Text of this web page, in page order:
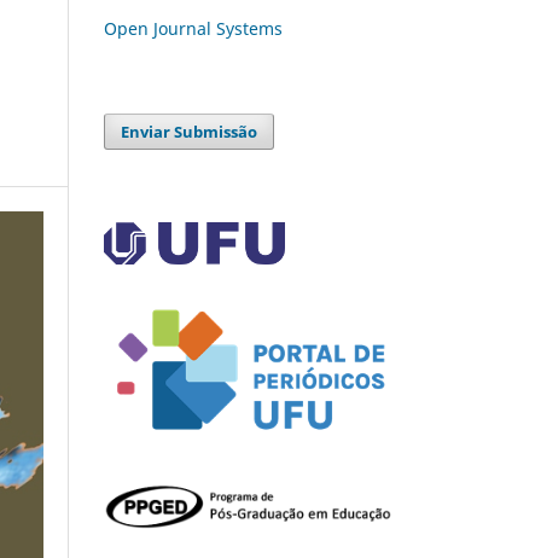
Open Journal Systems
Enviar Submissão